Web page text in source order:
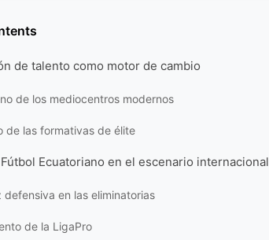
de talento como motor de cambio
de los mediocentros modernos
de las formativas de élite
Ecuatoriano en el escenario internacional
defensiva en las eliminatorias
de la LigaPro